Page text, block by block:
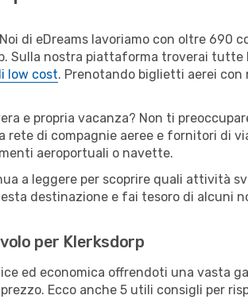
di eDreams lavoriamo con oltre 690
Sulla nostra piattaforma troverai tutte
low cost. Prenotando biglietti aerei con
e propria vacanza? Non ti
rete di compagnie aeree e fornitori di
aeroportuali o navette.
a leggere per scoprire quali attività
destinazione e fai tesoro di alcuni
per Klerksdorp
ed economica offrendoti una vasta
Ecco anche 5 utili consigli per